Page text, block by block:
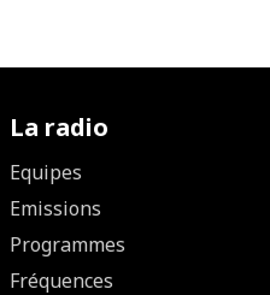
La radio
Equipes
Emissions
Programmes
Fréquences